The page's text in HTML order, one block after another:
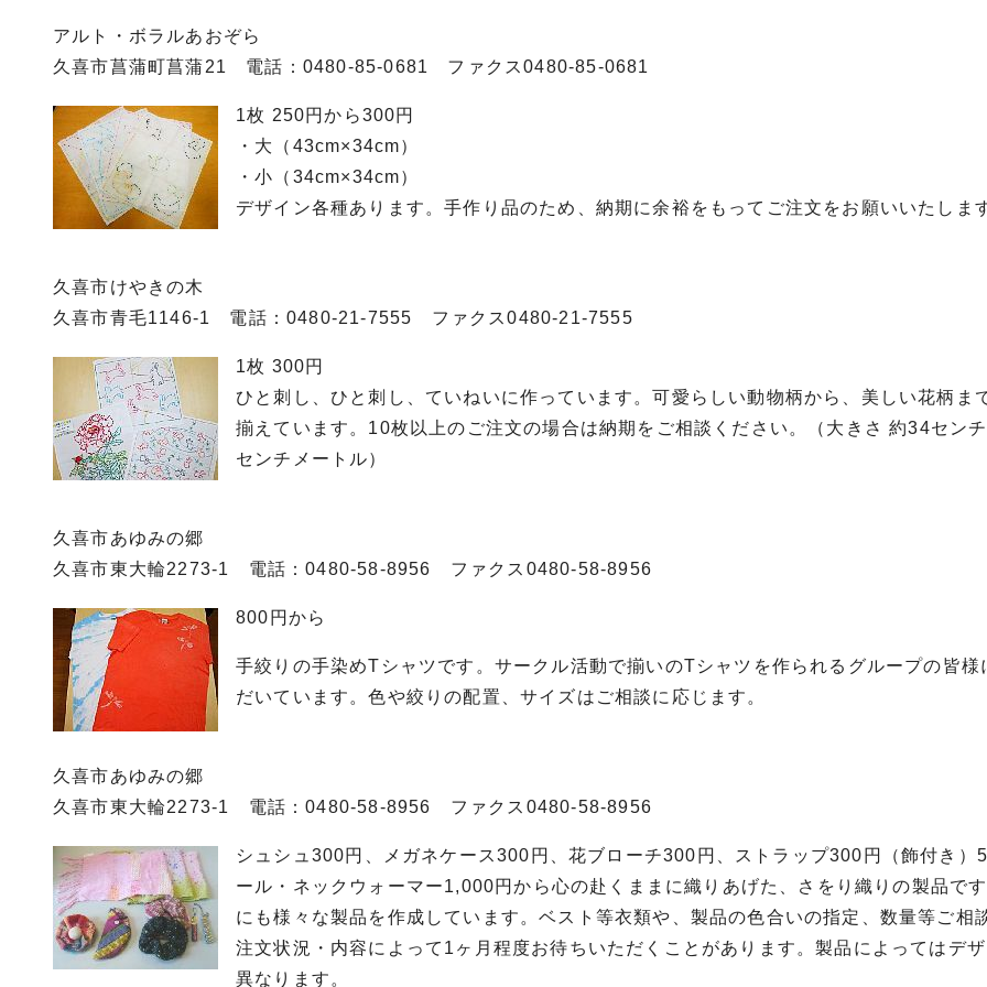
アルト・ボラルあおぞら
久喜市菖蒲町菖蒲21 電話：0480-85-0681 ファクス0480-85-0681
1枚 250円から300円
・大（43cm×34cm）
・小（34cm×34cm）
デザイン各種あります。手作り品のため、納期に余裕をもってご注文をお願いいたしま
久喜市けやきの木
久喜市青毛1146-1 電話：0480-21-7555 ファクス0480-21-7555
1枚 300円
ひと刺し、ひと刺し、ていねいに作っています。可愛らしい動物柄から、美しい花柄ま
揃えています。10枚以上のご注文の場合は納期をご相談ください。（大きさ 約34セン
センチメートル）
久喜市あゆみの郷
久喜市東大輪2273-1 電話：0480-58-8956 ファクス0480-58-8956
800円から
手絞りの手染めTシャツです。サークル活動で揃いのTシャツを作られるグループの皆様
だいています。色や絞りの配置、サイズはご相談に応じます。
久喜市あゆみの郷
久喜市東大輪2273-1 電話：0480-58-8956 ファクス0480-58-8956
シュシュ300円、メガネケース300円、花ブローチ300円、ストラップ300円（飾付き）
ール・ネックウォーマー1,000円から心の赴くままに織りあげた、さをり織りの製品で
にも様々な製品を作成しています。ベスト等衣類や、製品の色合いの指定、数量等ご相
注文状況・内容によって1ヶ月程度お待ちいただくことがあります。製品によってはデ
異なります。